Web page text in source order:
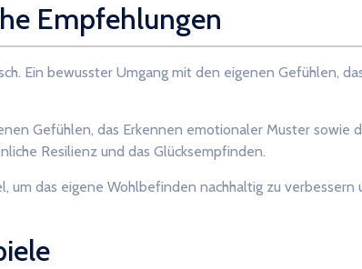
Empfehlungen
Ein bewusster Umgang mit den eigenen Gefühlen,
Gefühlen, das Erkennen emotionaler Muster sowie
Resilienz und das Glücksempfinden.
das eigene Wohlbefinden nachhaltig zu verbessern